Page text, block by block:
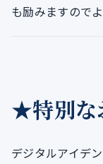
も励みますので
★特別
デジタルアイデ